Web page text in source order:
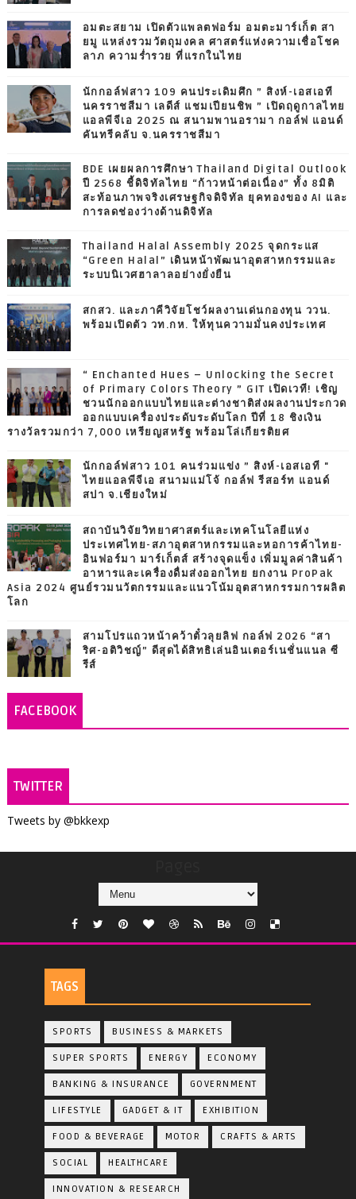
อมตะสยาม เปิดตัวแพลตฟอร์ม อมตะมาร์เก็ต สา
ยมู แหล่งรวมวัตถุมงคล ศาสตร์แห่งความเชื่อโชค
ลาภ ความร่ำรวย ที่แรกในไทย
นักกอล์ฟสาว 109 คนประเดิมศึก ” สิงห์-เอสเอที
นครราชสีมา เลดีส์ แชมเปียนชิพ ” เปิดฤดูกาลไทย
แอลพีจีเอ 2025 ณ สนามพานอรามา กอล์ฟ แอนด์
คันทรีคลับ จ.นครราชสีมา
BDE เผยผลการศึกษา Thailand Digital Outlook
ปี 2568 ชี้ดิจิทัลไทย “ก้าวหน้าต่อเนื่อง” ทั้ง 8มิติ
สะท้อนภาพจริงเศรษฐกิจดิจิทัล ยุคทองของ AI และ
การลดช่องว่างด้านดิจิทัล
Thailand Halal Assembly 2025 จุดกระแส
“Green Halal” เดินหน้าพัฒนาอุตสาหกรรมและ
ระบบนิเวศฮาลาลอย่างยั่งยืน
สกสว. และภาคีวิจัยโชว์ผลงานเด่นกองทุน ววน.
พร้อมเปิดตัว วท.กห. ให้ทุนความมั่นคงประเทศ
“ Enchanted Hues – Unlocking the Secret
of Primary Colors Theory ” GIT เปิดเวที! เชิญ
ชวนนักออกแบบไทยและต่างชาติส่งผลงานประกวด
ออกแบบเครื่องประดับระดับโลก ปีที่ 18 ชิงเงิน
รางวัลรวมกว่า 7,000 เหรียญสหรัฐ พร้อมโล่เกียรติยศ
นักกอล์ฟสาว 101 คนร่วมแข่ง ” สิงห์-เอสเอที "
ไทยแอลพีจีเอ สนามแม่โจ้ กอล์ฟ รีสอร์ท แอนด์
สปา จ.เชียงใหม่
สถาบันวิจัยวิทยาศาสตร์และเทคโนโลยีแห่ง
ประเทศไทย-สภาอุตสาหกรรมและหอการค้าไทย-
อินฟอร์มา มาร์เก็ตส์ สร้างจุดแข็ง เพิ่มมูลค่าสินค้า
อาหารและเครื่องดื่มส่งออกไทย ยกงาน ProPak
Asia 2024 ศูนย์รวมนวัตกรรมและแนวโน้มอุตสาหกรรมการผลิต
โลก
สามโปรแถวหน้าคว้าตั๋วลุยลิฟ กอล์ฟ 2026 “สา
ริศ-อติวิชญ์” ดีสุดได้สิทธิเล่นอินเตอร์เนชั่นแนล ซี
รีส์
FACEBOOK
TWITTER
Tweets by @bkkexp
TAGS
SPORTS BUSINESS & MARKETS
SUPER SPORTS ENERGY ECONOMY
BANKING & INSURANCE GOVERNMENT
LIFESTYLE GADGET & IT EXHIBITION
FOOD & BEVERAGE MOTOR CRAFTS & ARTS
SOCIAL HEALTHCARE
INNOVATION & RESEARCH